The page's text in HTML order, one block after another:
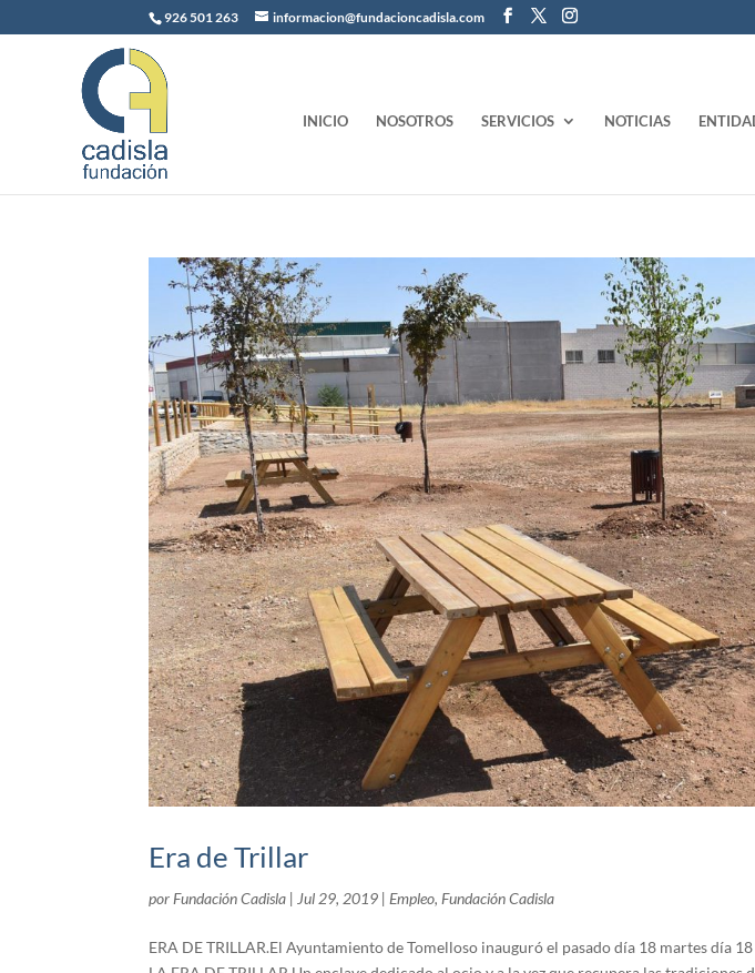
926 501 263 informacion@fundacioncadisla.com
INICIO NOSOTROS SERVICIOS NOTICIAS
Era de Trillar
por Fundación Cadisla | Jul 29, 2019 | Empleo, Fundación Cadisla
ERA DE TRILLAR.El Ayuntamiento de Tomelloso inauguró el pasado día 18 martes día